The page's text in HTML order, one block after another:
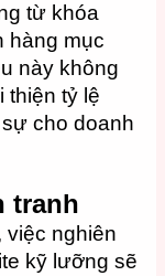
từ khóa
hàng mục
này không
thiện tỷ lệ
cho doanh
tranh
việc nghiên
kỹ lưỡng sẽ